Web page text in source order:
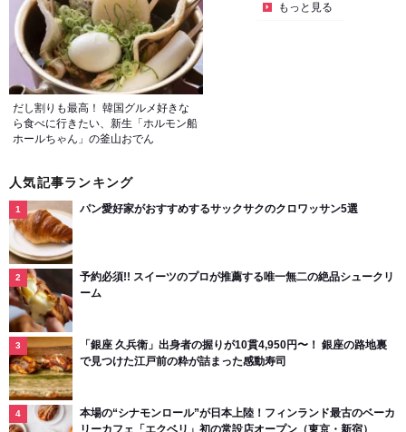
だし割りも最高！ 韓国グルメ好きな
ら食べに行きたい、新生「ホルモン船
ホールちゃん」の釜山おでん
もっと見る
人気記事ランキング
パン愛好家がおすすめするサックサクのクロワッサン5選
予約必須!! スイーツのプロが推薦する唯一無二の絶品シュークリ
ーム
「銀座 久兵衛」出身者の握りが10貫4,950円〜！ 銀座の路地裏
で見つけた江戸前の粋が詰まった感動寿司
本場の“シナモンロール”が日本上陸！フィンランド最古のベーカ
リーカフェ「エクベリ」初の常設店オープン（東京・新宿）